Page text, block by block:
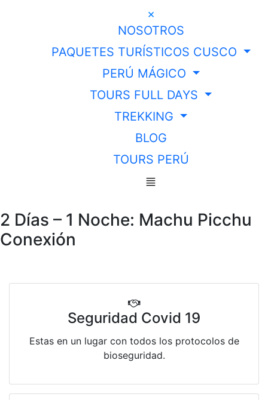
×
NOSOTROS
PAQUETES TURÍSTICOS CUSCO
PERÚ MÁGICO
TOURS FULL DAYS
TREKKING
BLOG
TOURS PERÚ
2 Días – 1 Noche: Machu Picchu
Conexión
Seguridad Covid 19
Estas en un lugar con todos los protocolos de
bioseguridad.